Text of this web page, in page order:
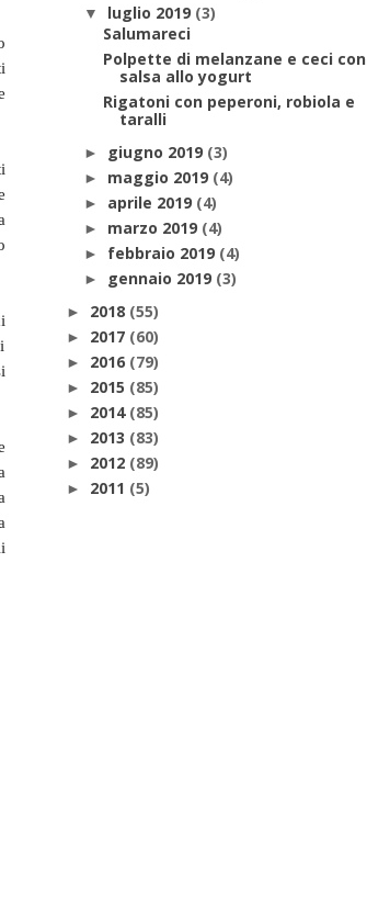
▼ luglio 2019 (3)
Salumareci
Polpette di melanzane e ceci con
salsa allo yogurt
Rigatoni con peperoni, robiola e
taralli
► giugno 2019 (3)
► maggio 2019 (4)
► aprile 2019 (4)
► marzo 2019 (4)
► febbraio 2019 (4)
► gennaio 2019 (3)
► 2018 (55)
► 2017 (60)
► 2016 (79)
► 2015 (85)
► 2014 (85)
► 2013 (83)
► 2012 (89)
► 2011 (5)